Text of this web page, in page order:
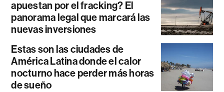
apuestan por el fracking? El
panorama legal que marcará las
nuevas inversiones
Estas son las ciudades de
América Latina donde el calor
nocturno hace perder más horas
de sueño